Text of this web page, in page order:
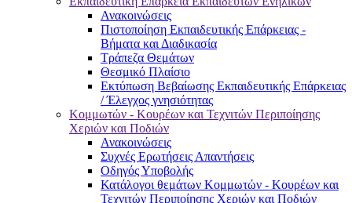
Ανακοινώσεις
Πιστοποίηση Εκπαιδευτικής Επάρκειας -
Βήματα και Διαδικασία
Τράπεζα Θεμάτων
Θεσμικό Πλαίσιο
Εκτύπωση Βεβαίωσης Εκπαιδευτικής Επάρκειας
/ Έλεγχος γνησιότητας
Κομμωτών - Κουρέων και Τεχνιτών Περιποίησης
Χεριών και Ποδιών
Ανακοινώσεις
Συχνές Ερωτήσεις Απαντήσεις
Οδηγός Υποβολής
Κατάλογοι θεμάτων Κομμωτών - Κουρέων και
Τεχνιτών Περιποίησης Χεριών και Ποδιών